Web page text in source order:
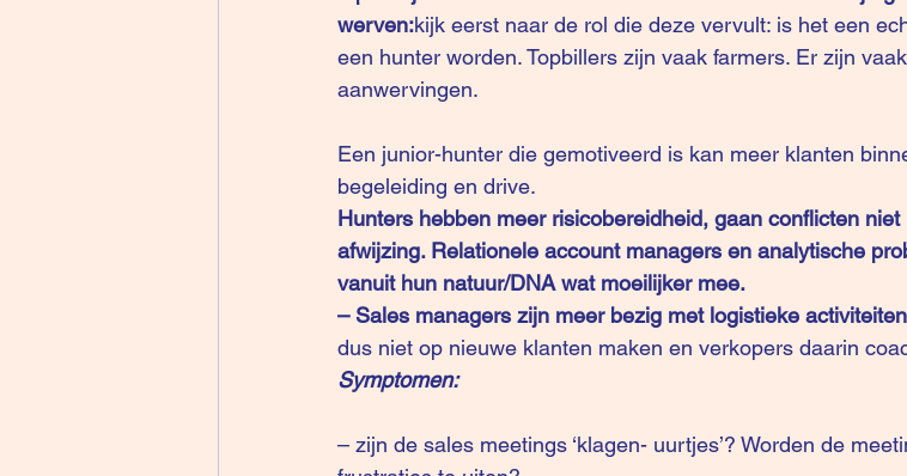
werven:kijk eerst naar de rol die deze vervult: is het een
een hunter worden. Topbillers zijn vaak farmers. Er zijn
aanwervingen.
Een junior-hunter die gemotiveerd is kan meer klanten
begeleiding en drive.
Hunters hebben meer risicobereidheid, gaan conflicten
afwijzing. Relationele account managers en analytische
vanuit hun natuur/DNA wat moeilijker mee.
– Sales managers zijn meer bezig met logistieke
dus niet op nieuwe klanten maken en verkopers daarin
Symptomen:
– zijn de sales meetings ‘klagen- uurtjes’? Worden de